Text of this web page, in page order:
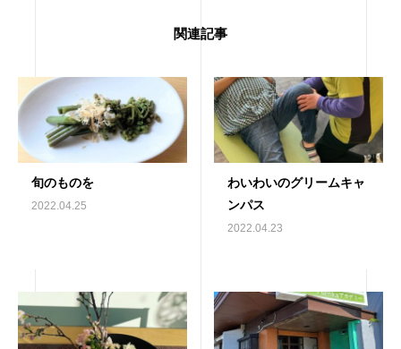
関連記事
旬のものを
2022.04.25
わいわいのグリームキャ
ンパス
2022.04.23